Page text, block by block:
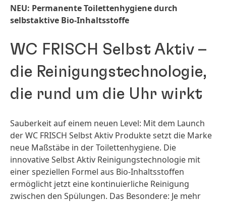
NEU: Permanente Toilettenhygiene durch
selbstaktive Bio-Inhaltsstoffe
WC FRISCH Selbst Aktiv –
die Reinigungstechnologie,
die rund um die Uhr wirkt
Sauberkeit auf einem neuen Level: Mit dem Launch
der WC FRISCH Selbst Aktiv Produkte setzt die Marke
neue Maßstäbe in der Toilettenhygiene. Die
innovative Selbst Aktiv Reinigungstechnologie mit
einer speziellen Formel aus Bio-Inhaltsstoffen
ermöglicht jetzt eine kontinuierliche Reinigung
zwischen den Spülungen. Das Besondere: Je mehr